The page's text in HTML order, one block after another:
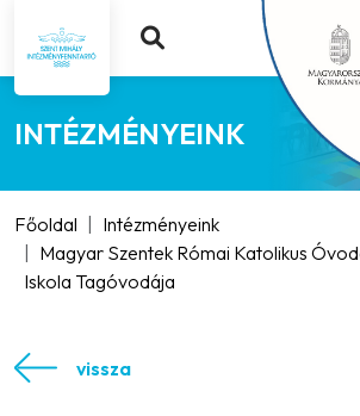
INTÉZMÉNYEINK
Főoldal
Intézményeink
Magyar Szentek Római Katolikus
Iskola Tagóvodája
vissza